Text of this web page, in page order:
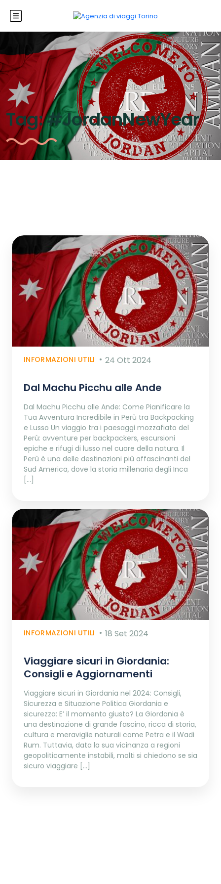
Tag:#JordanNewYear
INFORMAZIONI UTILI 24 Ott 2024
Dal Machu Picchu alle Ande
Dal Machu Picchu alle Ande: Come Pianificare la
Tua Avventura Incredibile in Perù tra Backpacking
e Lusso Un viaggio tra i paesaggi mozzafiato del
Perù: avventure per backpackers, escursioni
epiche e rifugi di lusso nel cuore della natura. Il
Perù è una delle destinazioni più affascinanti del
Sud America, dove la storia millenaria degli Inca
[…]
INFORMAZIONI UTILI 18 Set 2024
Viaggiare sicuri in Giordania:
Consigli e Aggiornamenti
Viaggiare sicuri in Giordania nel 2024: Consigli,
Sicurezza e Situazione Politica Giordania e
sicurezza: E’ il momento giusto? La Giordania è
una destinazione di grande fascino, ricca di storia,
cultura e meraviglie naturali come Petra e il Wadi
Rum. Tuttavia, data la sua vicinanza a regioni
geopoliticamente instabili, molti si chiedono se sia
sicuro viaggiare […]